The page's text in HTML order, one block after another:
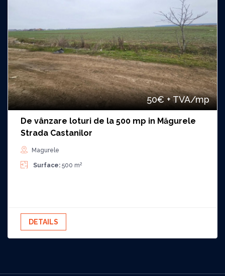
50€+ TVA/mp
De vânzare loturi de la 500 mp in Măgurele
Strada Castanilor
Magurele
Surface: 500 m2
DETAILS